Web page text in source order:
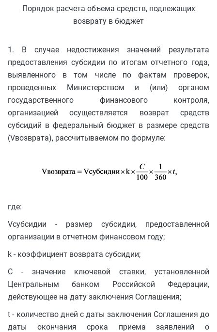
Порядок расчета объема средств, подлежащих
возврату в бюджет
1. В случае недостижения значений результата
предоставления субсидии по итогам отчетного года,
выявленного в том числе по фактам проверок,
проведенных Министерством и (или) органом
государственного финансового контроля,
организацией осуществляется возврат средств
субсидий в федеральный бюджет в размере средств
(Vвозврата), рассчитываемом по формуле:
где:
Vсубсидии - размер субсидии, предоставленной
организации в отчетном финансовом году;
k - коэффициент возврата субсидии;
C - значение ключевой ставки, установленной
Центральным банком Российской Федерации,
действующее на дату заключения Соглашения;
t - количество дней с даты заключения Соглашения до
даты окончания срока приема заявлений о